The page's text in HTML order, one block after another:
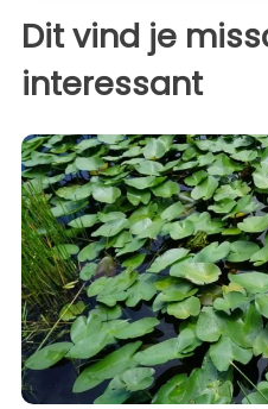
Dit vind je
interessant